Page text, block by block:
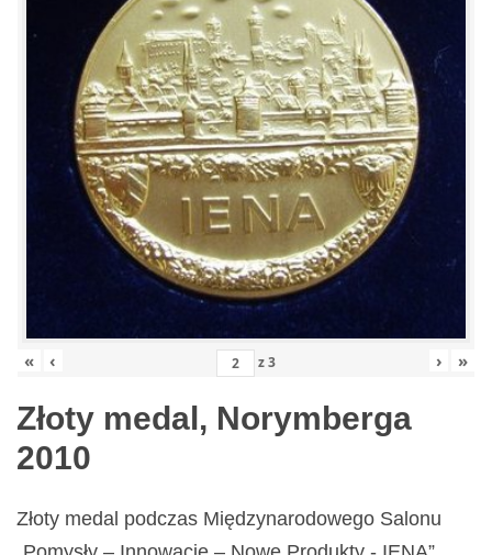
« ‹ z3 › »
Złoty medal, Norymberga
2010
Złoty medal podczas Międzynarodowego Salonu